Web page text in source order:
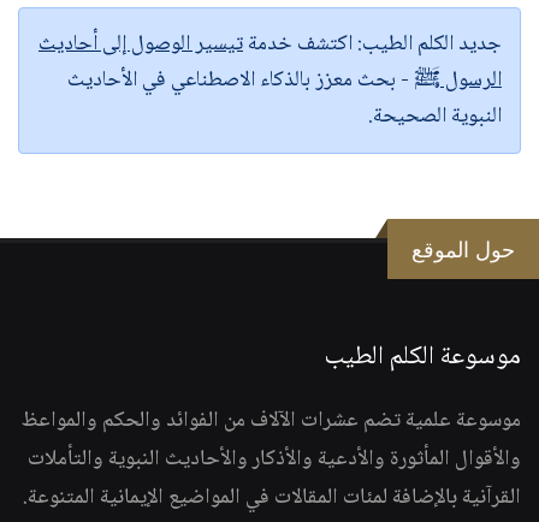
جديد الكلم الطيب:اكتشف خدمةتيسير الوصول إلى أحاديث
الرسول ﷺ - بحث معزز بالذكاء الاصطناعي في الأحاديث
النبوية الصحيحة.
حول الموقع
موسوعة الكلم الطيب
موسوعة علمية تضم عشرات الآلاف من الفوائد والحكم والمواعظ
والأقوال المأثورة والأدعية والأذكار والأحاديث النبوية والتأملات
القرآنية بالإضافة لمئات المقالات في المواضيع الإيمانية المتنوعة.